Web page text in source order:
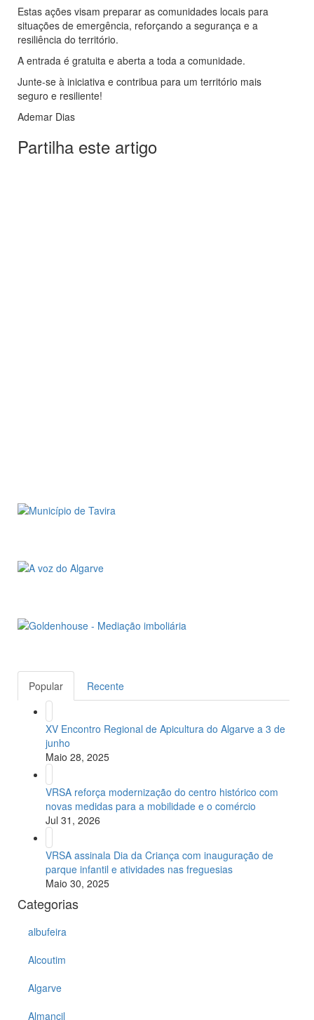
Estas ações visam preparar as comunidades locais para
situações de emergência, reforçando a segurança e a
resiliência do território.
A entrada é gratuita e aberta a toda a comunidade.
Junte-se à iniciativa e contribua para um território mais
seguro e resiliente!
Ademar Dias
Partilha este artigo
Popular Recente
XV Encontro Regional de Apicultura do Algarve a 3 de
junho
Maio 28, 2025
VRSA reforça modernização do centro histórico com
novas medidas para a mobilidade e o comércio
Jul 31, 2026
VRSA assinala Dia da Criança com inauguração de
parque infantil e atividades nas freguesias
Maio 30, 2025
Categorias
albufeira
Alcoutim
Algarve
Almancil